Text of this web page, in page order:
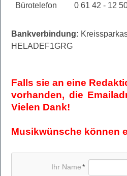
Bürotelefon 0 61 42 - 12
Bankverbindung:
HELADEF1GRG
Falls sie an eine
vorhanden, die
Vielen Dank!
Musikwünsche können
Ihr Name